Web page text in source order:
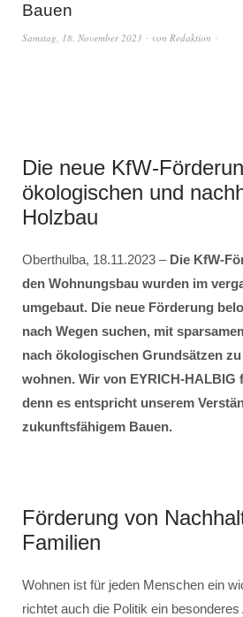
Bauen
Samstag, 18. November 2023 von Redaktion
Die neue KfW-
ökologischen und
Holzbau
Oberthulba, 18.11.2023 – Die KfW-
den Wohnungsbau wurden im
umgebaut. Die neue Förderung
nach Wegen suchen, mit
nach ökologischen Grundsätzen
wohnen. Wir von EYRICH-HALBIG
denn es entspricht unserem
zukunftsfähigem Bauen.
Förderung von
Familien
Wohnen ist für jeden Menschen ein
richtet auch die Politik ein